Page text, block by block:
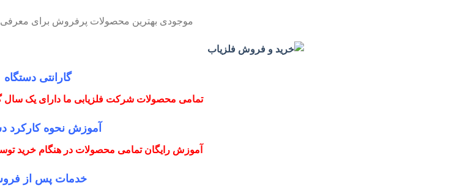
موجودی بهترین محصولات پرفروش برای معرفی
گارانتی دستگاه
تمامی محصولات شرکت فلزیابی ما دارای یک سال
آموزش نحوه کارکرد
آموزش رایگان تمامی محصولات در هنگام
خدمات پس از